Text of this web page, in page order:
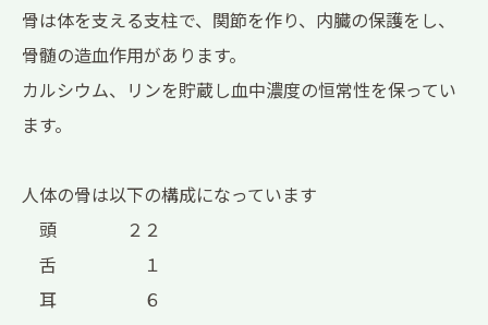
骨は体を支える支柱で、関節を作り、内臓の保護をし、
骨髄の造血作用があります。
カルシウム、リンを貯蔵し血中濃度の恒常性を保ってい
ます。
人体の骨は以下の構成になっています
頭 ２２
舌 １
耳 ６